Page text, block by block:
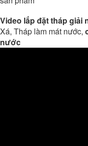
Video lắp đặt tháp giải
Xá, Tháp làm mát nước,
nước